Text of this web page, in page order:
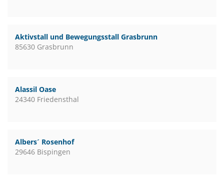
Aktivstall und Bewegungsstall Grasbrunn
85630 Grasbrunn
Alassil Oase
24340 Friedensthal
Albers´ Rosenhof
29646 Bispingen